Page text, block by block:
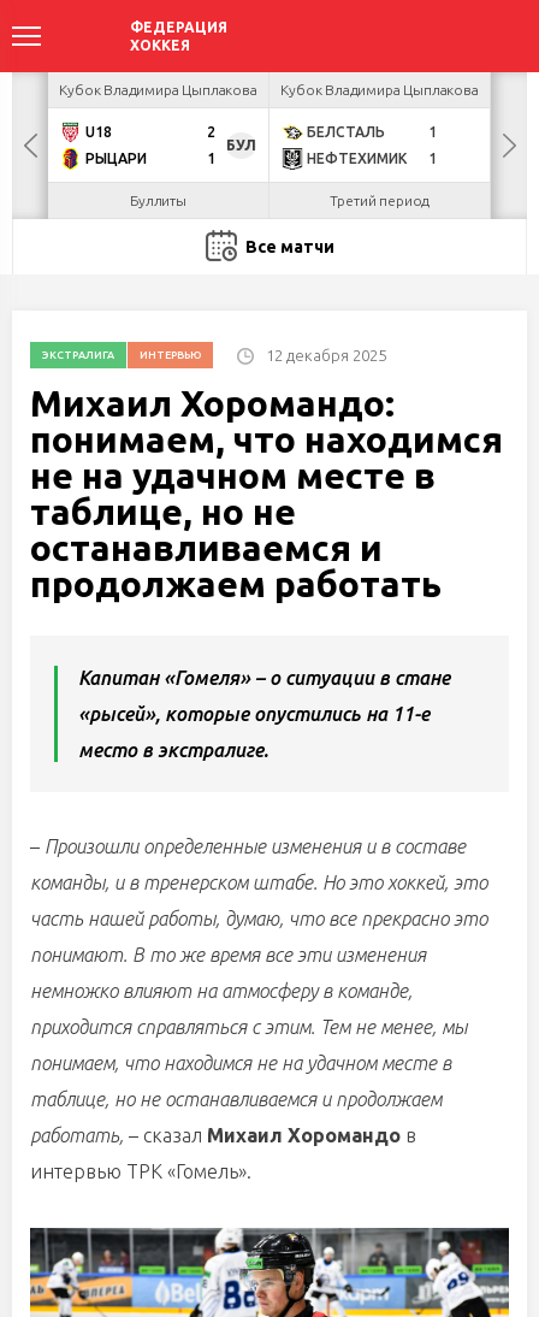
Кубок Владимира Цыплакова
U18
2
РЫЦАРИ
1
БУЛ
Буллиты
Кубок Владимира Цыплакова
БЕЛСТАЛЬ
1
НЕФТЕХИМИК
1
Третий период
Все матчи
ЭКСТРАЛИГА ИНТЕРВЬЮ 12 декабря 2025
Михаил Хоромандо:
понимаем, что находимся
не на удачном месте в
таблице, но не
останавливаемся и
продолжаем работать
Капитан «Гомеля» – о ситуации в стане
«рысей», которые опустились на 11-е
место в экстралиге.
– Произошли определенные изменения и в составе
команды, и в тренерском штабе. Но это хоккей, это
часть нашей работы, думаю, что все прекрасно это
понимают. В то же время все эти изменения
немножко влияют на атмосферу в команде,
приходится справляться с этим. Тем не менее, мы
понимаем, что находимся не на удачном месте в
таблице, но не останавливаемся и продолжаем
работать, – сказал Михаил Хоромандо в
интервью ТРК «Гомель».